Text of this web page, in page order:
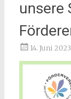
unsere
14. Juni 2023